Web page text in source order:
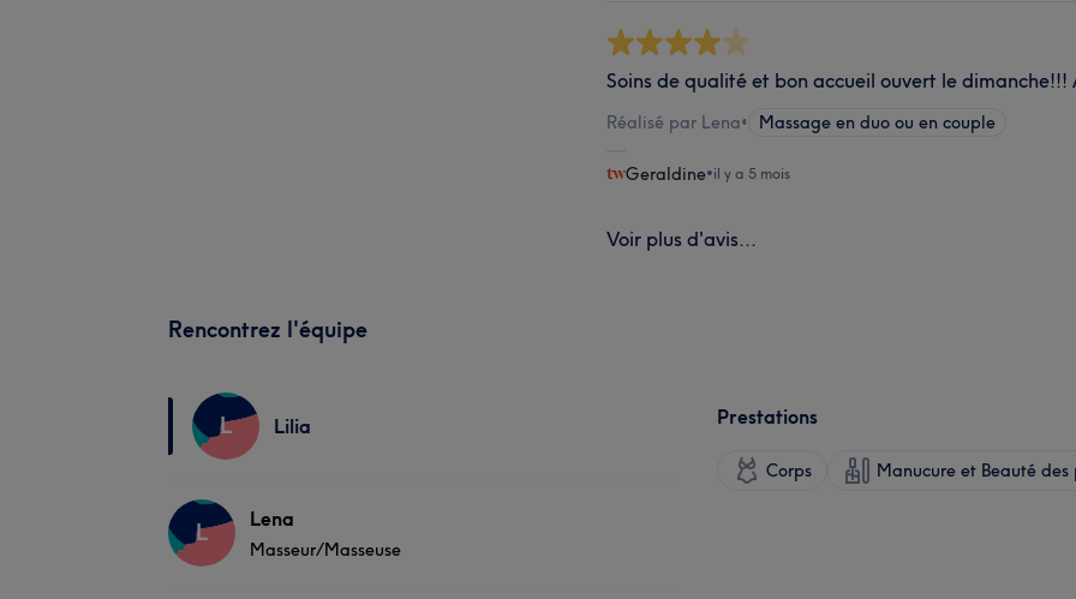
Soins de qualité et bon accueil ouvert le dimanche!!!
Réalisé par Lena• Massage en duo ou en couple
Geraldine•il y a 5 mois
Voir plus d'avis...
Rencontrez l'équipe
L Lilia
L Lena
Masseur/Masseuse
Prestations
Corps Manucure et Beauté des